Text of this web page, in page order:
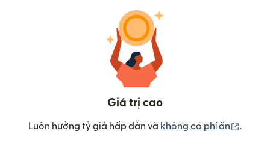
Giá trị cao
Luôn hưởng tỷ giá hấp dẫn và không có phí ẩn .